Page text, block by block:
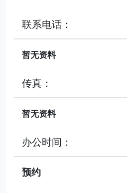
联系电话：
暂无资料
传真：
暂无资料
办公时间：
预约